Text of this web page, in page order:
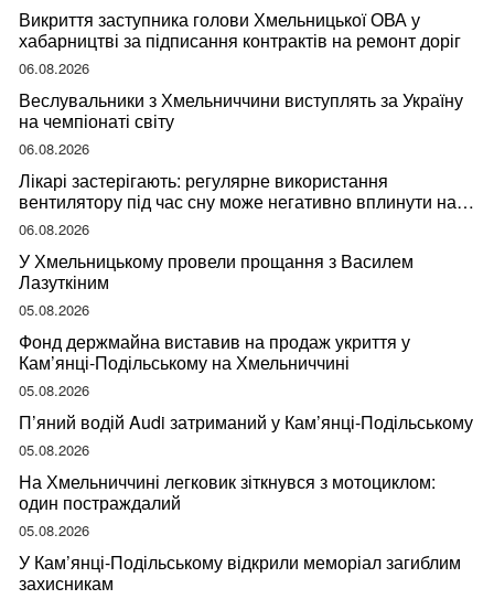
Викриття заступника голови Хмельницької ОВА у
хабарництві за підписання контрактів на ремонт доріг
06.08.2026
Веслувальники з Хмельниччини виступлять за Україну
на чемпіонаті світу
06.08.2026
Лікарі застерігають: регулярне використання
вентилятору під час сну може негативно вплинути на
ваше здоров’я
06.08.2026
У Хмельницькому провели прощання з Василем
Лазуткіним
05.08.2026
Фонд держмайна виставив на продаж укриття у
Кам’янці-Подільському на Хмельниччині
05.08.2026
П’яний водій Audi затриманий у Кам’янці-Подільському
05.08.2026
На Хмельниччині легковик зіткнувся з мотоциклом:
один постраждалий
05.08.2026
У Кам’янці-Подільському відкрили меморіал загиблим
захисникам